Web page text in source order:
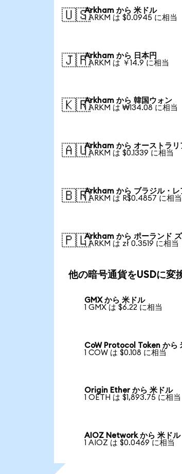
🇺🇸Arkham から 米ドル
1 ARKM は $0.0945 に相当
🇯🇵Arkham から 日本円
1 ARKM は ￥14.9 に相当
🇰🇷Arkham から 韓国ウォン
1 ARKM は ₩134.08 に相当
🇦🇺Arkham から オーストラリ
1 ARKM は $0.1339 に相当
🇧🇷Arkham から ブラジル・レ
1 ARKM は R$0.4857 に相当
🇵🇱Arkham から ポーランド
1 ARKM は zł 0.3519 に相当
他の暗号通貨をUSDに変
GMX から 米ドル
1 GMX は $6.22 に相当
CoW Protocol Token から
1 COW は $0.108 に相当
Origin Ether から 米ドル
1 OETH は $1,893.75 に相当
AIOZ Network から 米ドル
1 AIOZ は $0.0469 に相当